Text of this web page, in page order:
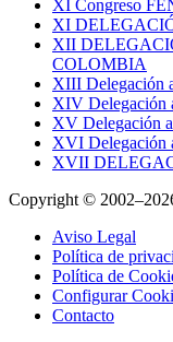
XI Congreso
XI
XII
COLOMBIA
XIII Delegación
XIV Delegación
XV Delegación
XVI Delegación
XVII
Copyright ©
Aviso Legal
Política de
Política de
Configurar
Contacto